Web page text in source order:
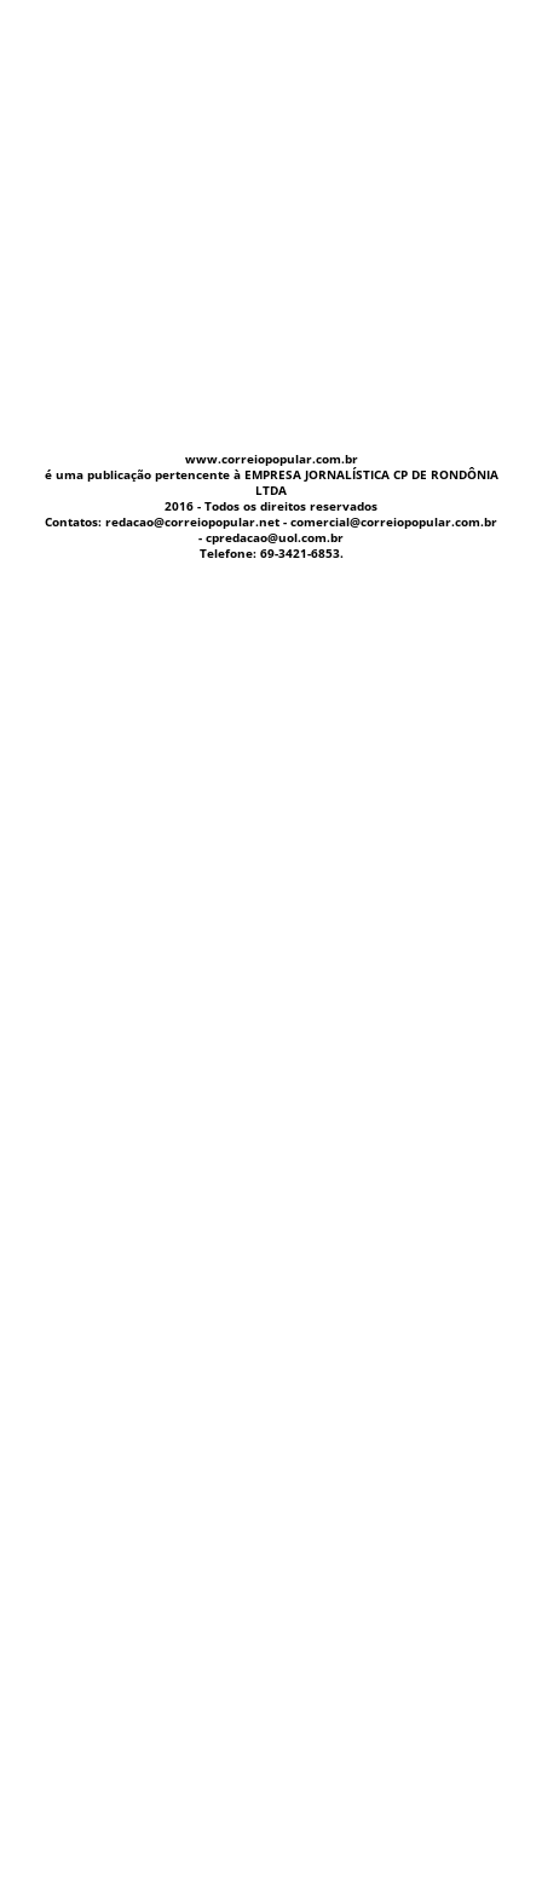
www.correiopopular.com.br
é uma publicação pertencente à EMPRESA JORNALÍSTICA CP DE RONDÔNIA
LTDA
2016 - Todos os direitos reservados
Contatos: redacao@correiopopular.net - comercial@correiopopular.com.br
- cpredacao@uol.com.br
Telefone: 69-3421-6853.